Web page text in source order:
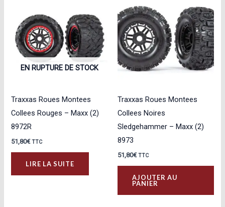
EN RUPTURE DE STOCK
Traxxas Roues Montees
Collees Rouges – Maxx (2)
8972R
51,80€ TTC
LIRE LA SUITE
Traxxas Roues Montees
Collees Noires
Sledgehammer – Maxx (2)
8973
51,80€ TTC
AJOUTER AU
PANIER